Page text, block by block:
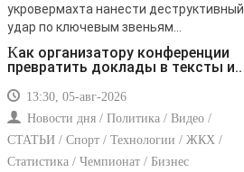
укровермахта нанести деструктивный
удар по ключевым звеньям...
Как организатору конференции
превратить доклады в тексты и..
13:30, 05-авг-2026
Новости дня / Политика / Видео /
СТАТЬИ / Спорт / Технологии / ЖКХ /
Статистика / Чемпионат / Бизнес